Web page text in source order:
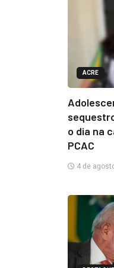
ACRE
o dia na
PCAC
4 de